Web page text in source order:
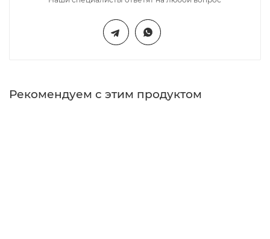
Рекомендуем с этим продуктом